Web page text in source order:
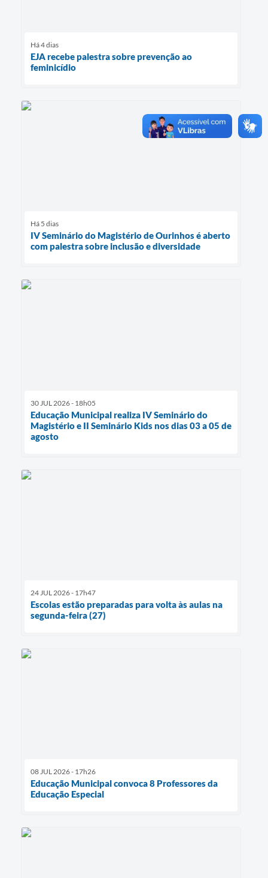
Há 4 dias
EJA recebe palestra sobre prevenção ao
feminicídio
Há 5 dias
IV Seminário do Magistério de Ourinhos é aberto
com palestra sobre inclusão e diversidade
30 JUL 2026 - 18h05
Educação Municipal realiza IV Seminário do
Magistério e II Seminário Kids nos dias 03 a 05 de
agosto
24 JUL 2026 - 17h47
Escolas estão preparadas para volta às aulas na
segunda-feira (27)
08 JUL 2026 - 17h26
Educação Municipal convoca 8 Professores da
Educação Especial